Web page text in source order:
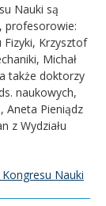
Nauki są
profesorowie:
Fizyki, Krzysztof
Michał
także doktorzy
naukowych,
Aneta Pieniądz
z Wydziału
Nauki